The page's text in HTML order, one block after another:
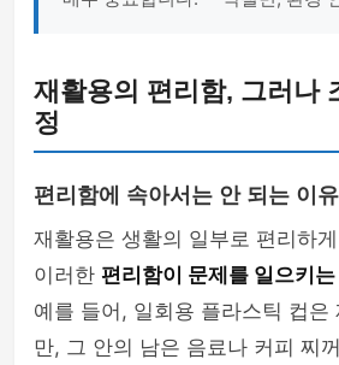
재활용의 편리함, 그러나
정
편리함에 속아서는 안 되는 이유
재활용은 생활의 일부로 편리하
이러한 편리함이 문제를 일으키
예를 들어, 일회용 플라스틱 컵은
만, 그 안의 남은 음료나 커피 찌